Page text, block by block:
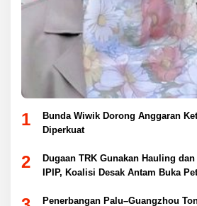
1
Bunda Wiwik Dorong Anggaran
Diperkuat
2
Dugaan TRK Gunakan Hauling
IPIP, Koalisi Desak Antam Buka
Penerbangan Palu–Guangzhou